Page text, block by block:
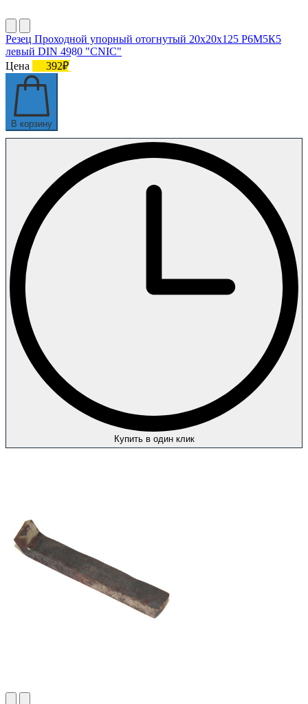
Резец Проходной упорный отогнутый 20х20х125 Р6М5К5
левый DIN 4980 "CNIC"
Цена
392₽
В корзину
Купить в один клик